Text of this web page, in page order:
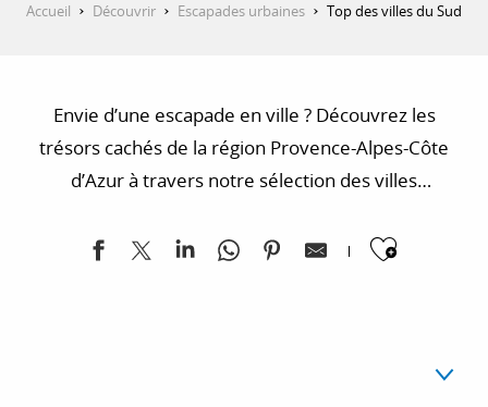
Accueil Découvrir Escapades urbaines Top des villes du Sud
Envie d’une escapade en ville ? Découvrez les
trésors cachés de la région Provence-Alpes-Côte
d’Azur à travers notre sélection des villes
la charmante Sisteron, en passant par la
beauté naturelle de cette région exceptionnelle et